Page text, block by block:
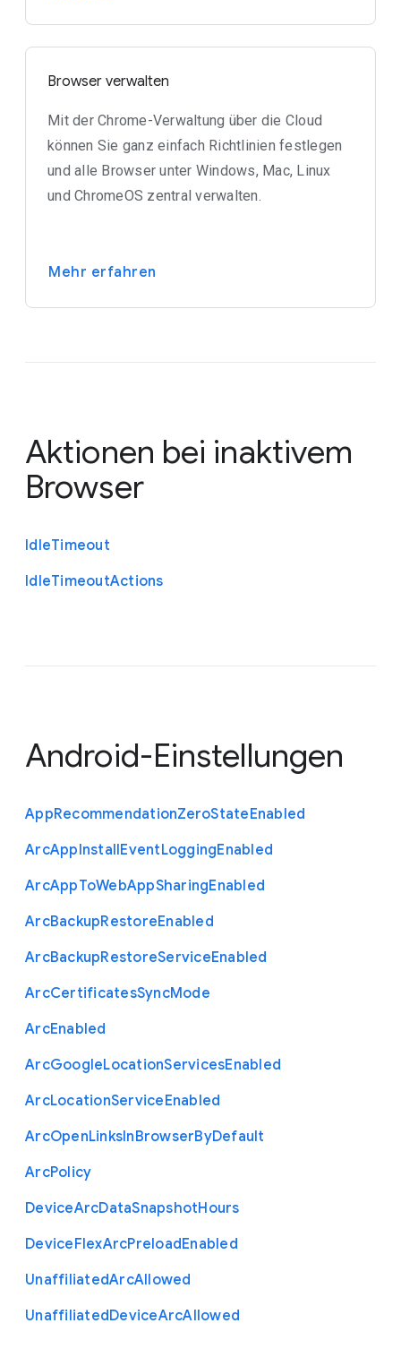
Browser verwalten
Mit der Chrome-Verwaltung über die Cloud
können Sie ganz einfach Richtlinien festlegen
und alle Browser unter Windows, Mac, Linux
und ChromeOS zentral verwalten.
Mehr erfahren
Aktionen bei inaktivem
Browser
IdleTimeout
IdleTimeoutActions
Android-Einstellungen
AppRecommendationZeroStateEnabled
ArcAppInstallEventLoggingEnabled
ArcAppToWebAppSharingEnabled
ArcBackupRestoreEnabled
ArcBackupRestoreServiceEnabled
ArcCertificatesSyncMode
ArcEnabled
ArcGoogleLocationServicesEnabled
ArcLocationServiceEnabled
ArcOpenLinksInBrowserByDefault
ArcPolicy
DeviceArcDataSnapshotHours
DeviceFlexArcPreloadEnabled
UnaffiliatedArcAllowed
UnaffiliatedDeviceArcAllowed